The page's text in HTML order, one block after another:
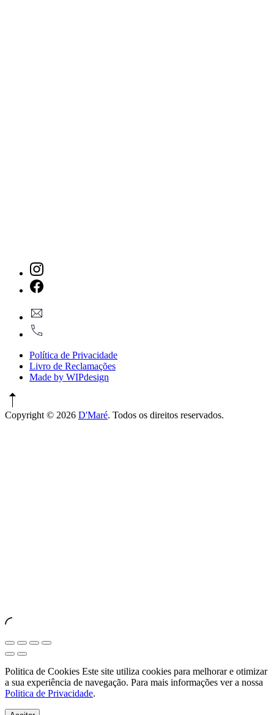
New
Window
Window
Política de Privacidade
Livro de Reclamações
Made by WIPdesign
Copyright © 2026 D'Maré. Todos os direitos reservados.
Close
(Esc)
ShareToggleZoom
Previous
Next
Politica de Cookies Este site utiliza cookies para melhorar e otimizar
a sua experiência de navegação. Para mais informações ver a nossa
Politica de Privacidade.